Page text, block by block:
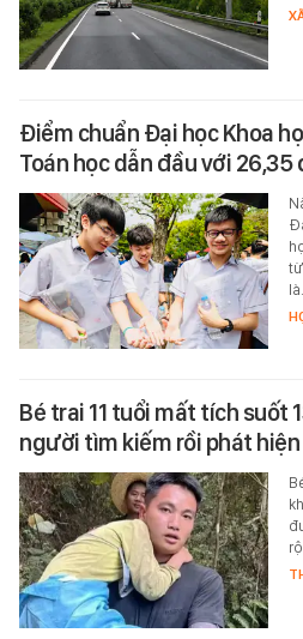
Điểm chuẩn Đại học Khoa
Toán học dẫn đầu với 26,35
Bé trai 11 tuổi mất tích suốt
người tìm kiếm rồi phát